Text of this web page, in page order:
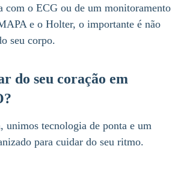
com o ECG ou de um monitoramento
e o Holter, o importante é não
seu corpo.
do seu coração em
, unimos tecnologia de ponta e um
para cuidar do seu ritmo.